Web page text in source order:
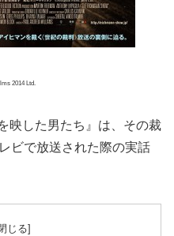
2014 Ltd.
映した男たち』は、その裁
ビで放送された際の実話